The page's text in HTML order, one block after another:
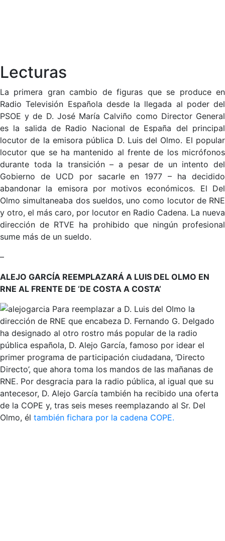
Lecturas
La primera gran cambio de figuras que se produce en
Radio Televisión Española desde la llegada al poder del
PSOE y de D. José María Calviño como Director General
es la salida de Radio Nacional de España del principal
locutor de la emisora pública D. Luis del Olmo. El popular
locutor que se ha mantenido al frente de los micrófonos
durante toda la transición – a pesar de un intento del
Gobierno de UCD por sacarle en 1977 – ha decidido
abandonar la emisora por motivos económicos. El Del
Olmo simultaneaba dos sueldos, uno como locutor de RNE
y otro, el más caro, por locutor en Radio Cadena. La nueva
dirección de RTVE ha prohibido que ningún profesional
sume más de un sueldo.
–
ALEJO GARCÍA REEMPLAZARÁ A LUIS DEL OLMO EN
RNE AL FRENTE DE ‘DE COSTA A COSTA’
Para reemplazar a D. Luis del Olmo la
dirección de RNE que encabeza D. Fernando G. Delgado
ha designado al otro rostro más popular de la radio
pública española, D. Alejo García, famoso por idear el
primer programa de participación ciudadana, ‘Directo
Directo’, que ahora toma los mandos de las mañanas de
RNE. Por desgracia para la radio pública, al igual que su
antecesor, D. Alejo García también ha recibido una oferta
de la COPE y, tras seis meses reemplazando al Sr. Del
Olmo, él también fichara por la cadena COPE.